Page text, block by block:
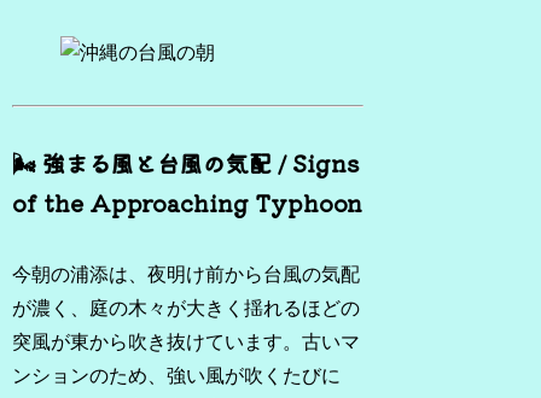
🌬️ 強まる風と台風の気配 / Signs
of the Approaching Typhoon
今朝の浦添は、夜明け前から台風の気配
が濃く、庭の木々が大きく揺れるほどの
突風が東から吹き抜けています。古いマ
ンションのため、強い風が吹くたびに